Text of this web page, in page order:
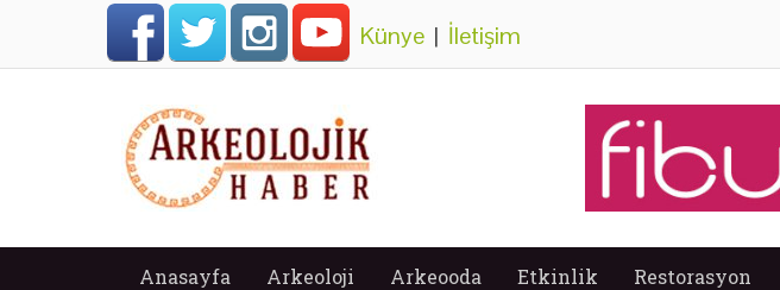
Künye | İletişim
Anasayfa Arkeoloji Arkeooda Etkinlik Restorasyon